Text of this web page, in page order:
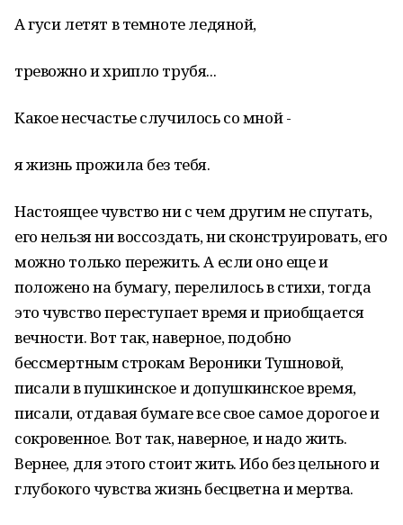
А гуси летят в темноте ледяной,
тревожно и хрипло трубя...
Какое несчастье случилось со мной -
я жизнь прожила без тебя.
Настоящее чувство ни с чем другим не спутать,
его нельзя ни воссоздать, ни сконструировать, его
можно только пережить. А если оно еще и
положено на бумагу, перелилось в стихи, тогда
это чувство переступает время и приобщается
вечности. Вот так, наверное, подобно
бессмертным строкам Вероники Тушновой,
писали в пушкинское и допушкинское время,
писали, отдавая бумаге все свое самое дорогое и
сокровенное. Вот так, наверное, и надо жить.
Вернее, для этого стоит жить. Ибо без цельного и
глубокого чувства жизнь бесцветна и мертва.